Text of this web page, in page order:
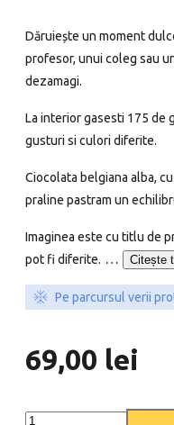
Dăruiește un moment
profesor, unui coleg sau
dezamagi.
La interior gasesti 175 de
gusturi si culori diferite.
Ciocolata belgiana alba,
praline pastram un
Imaginea este cu titlu de
pot fi diferite. … Citește
Pe parcursul verii
69,00 lei
Surprise